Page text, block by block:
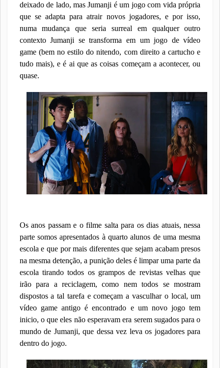
deixado de lado, mas Jumanji é um jogo com vida própria
que se adapta para atrair novos jogadores, e por isso,
numa mudança que seria surreal em qualquer outro
contexto Jumanji se transforma em um jogo de vídeo
game (bem no estilo do nitendo, com direito a cartucho e
tudo mais), e é ai que as coisas começam a acontecer, ou
quase.
Os anos passam e o filme salta para os dias atuais, nessa
parte somos apresentados à quarto alunos de uma mesma
escola e que por mais diferentes que sejam acabam presos
na mesma detenção, a punição deles é limpar uma parte da
escola tirando todos os grampos de revistas velhas que
irão para a reciclagem, como nem todos se mostram
dispostos a tal tarefa e começam a vasculhar o local, um
vídeo game antigo é encontrado e um novo jogo tem
inicio, o que eles não esperavam era serem sugados para o
mundo de Jumanji, que dessa vez leva os jogadores para
dentro do jogo.